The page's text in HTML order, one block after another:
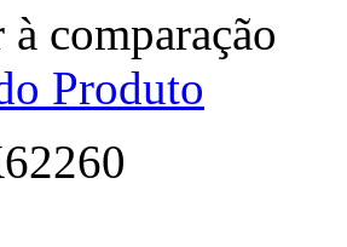
comparação
Produto